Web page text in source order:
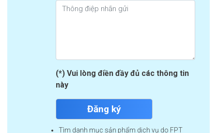
(*) Vui lòng điền đầy đủ các thông tin
này
Đăng ký
Tìm danh mục sản phẩm dịch vụ do FPT